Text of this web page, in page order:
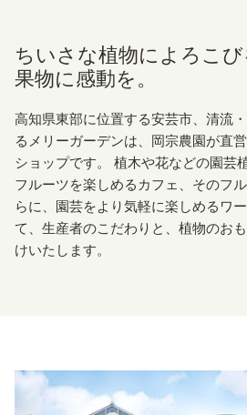
ちいさな植物によろこ
果物に感動を。
高知県東部に位置する安芸市、清流
るメリーガーデンは、岡宗農園が直
ショップです。 植木や花などの園芸
フルーツを楽しめるカフェ、そのフ
らに、園芸をより気軽に楽しめるワ
て、生産者のこだわりと、植物のお
けいたします。